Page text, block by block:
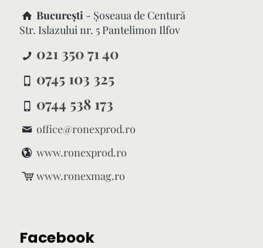
București - Şoseaua de Centură
Str. Islazului nr. 5 Pantelimon Ilfov
021 350 71 40
0745 103 325
0744 538 173
office@ronexprod.ro
www.ronexprod.ro
www.ronexmag.ro
Facebook